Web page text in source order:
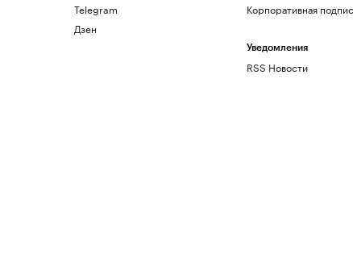
Telegram
Дзен
Корпоративная
Уведомления
RSS Новости